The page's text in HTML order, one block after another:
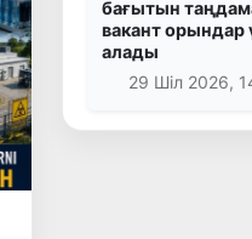
бағытын
вакант орындар
алады
29 Шіл 2026,